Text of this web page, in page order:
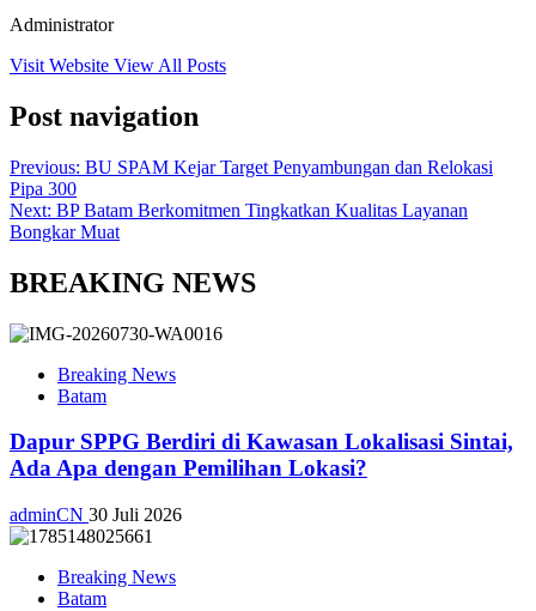
Administrator
Visit Website View All Posts
Post navigation
Previous: BU SPAM Kejar Target Penyambungan dan Relokasi
Pipa 300
Next: BP Batam Berkomitmen Tingkatkan Kualitas Layanan
Bongkar Muat
BREAKING NEWS
Breaking News
Batam
Dapur SPPG Berdiri di Kawasan Lokalisasi Sintai,
Ada Apa dengan Pemilihan Lokasi?
adminCN 30 Juli 2026
Breaking News
Batam